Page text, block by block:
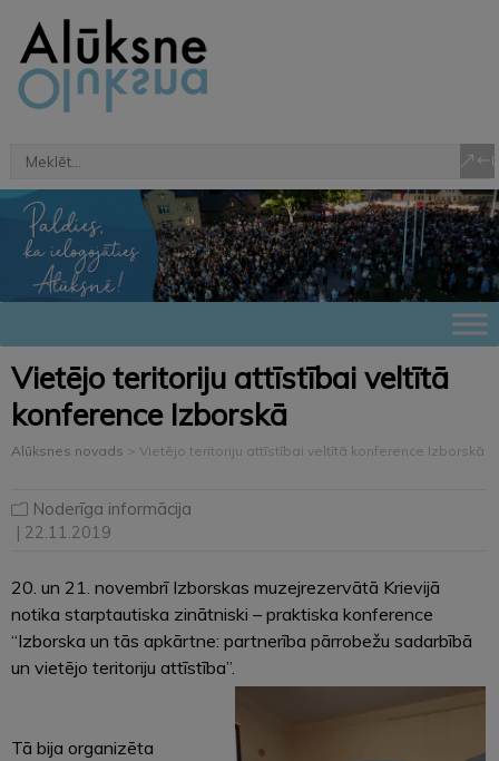
Vietējo teritoriju attīstībai veltītā
konference Izborskā
Alūksnes novads > Vietējo teritoriju attīstībai veltītā konference Izborskā
Noderīga informācija
| 22.11.2019
20. un 21. novembrī Izborskas muzejrezervātā Krievijā
notika starptautiska zinātniski – praktiska konference
“Izborska un tās apkārtne: partnerība pārrobežu sadarbībā
un vietējo teritoriju attīstība”.
Tā bija organizēta